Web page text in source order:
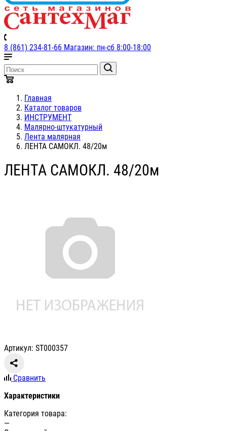
8 (861) 234-81-66 Магазин: пн-сб 8:00-18:00
Главная
Каталог товаров
ИНСТРУМЕНТ
Малярно-штукатурный
Лента малярная
ЛЕНТА САМОКЛ. 48/20м
ЛЕНТА САМОКЛ. 48/20м
Артикул: ST000357
Сравнить
Характеристики
Категория товара:
—